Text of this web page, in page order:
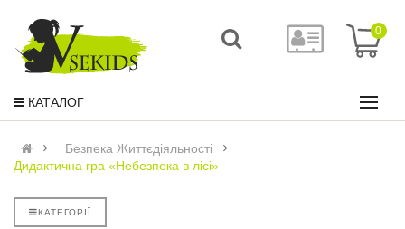
0
КАТАЛОГ
Безпека Життєдіяльності
Дидактична гра «Небезпека в лісі»
КАТЕГОРІЇ